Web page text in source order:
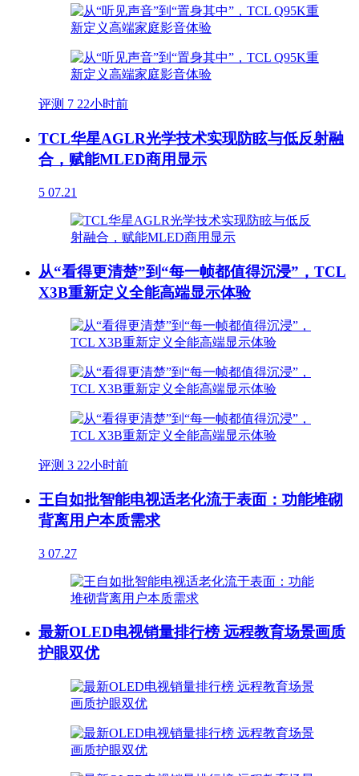
评测 7 22小时前
TCL华星AGLR光学技术实现防眩与低反射融
合，赋能MLED商用显示
5 07.21
从“看得更清楚”到“每一帧都值得沉浸”，TCL
X3B重新定义全能高端显示体验
评测 3 22小时前
王自如批智能电视适老化流于表面：功能堆砌
背离用户本质需求
3 07.27
最新OLED电视销量排行榜 远程教育场景画质
护眼双优